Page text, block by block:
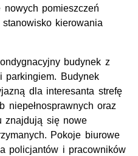
pomieszczeń
kierowania
budynek z
parkingiem. Budynek
dla interesanta strefę
niepełnosprawnych oraz
znajdują się nowe
Pokoje biurowe
policjantów i pracowników